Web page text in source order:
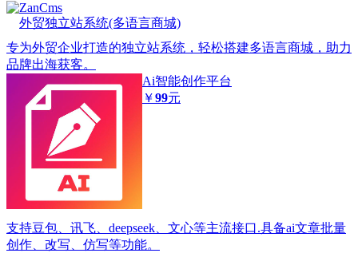
ZanCms
外贸独立站系统(多语言商城)
专为外贸企业打造的独立站系统，轻松搭建多语言商城，助力
品牌出海获客。
Ai智能创作平台
￥99元
支持豆包、讯飞、deepseek、文心等主流接口.具备ai文章批量
创作、改写、仿写等功能。